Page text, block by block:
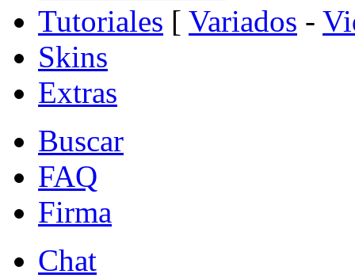
Tutoriales [ Variados -
Skins
Extras
Buscar
FAQ
Firma
Chat